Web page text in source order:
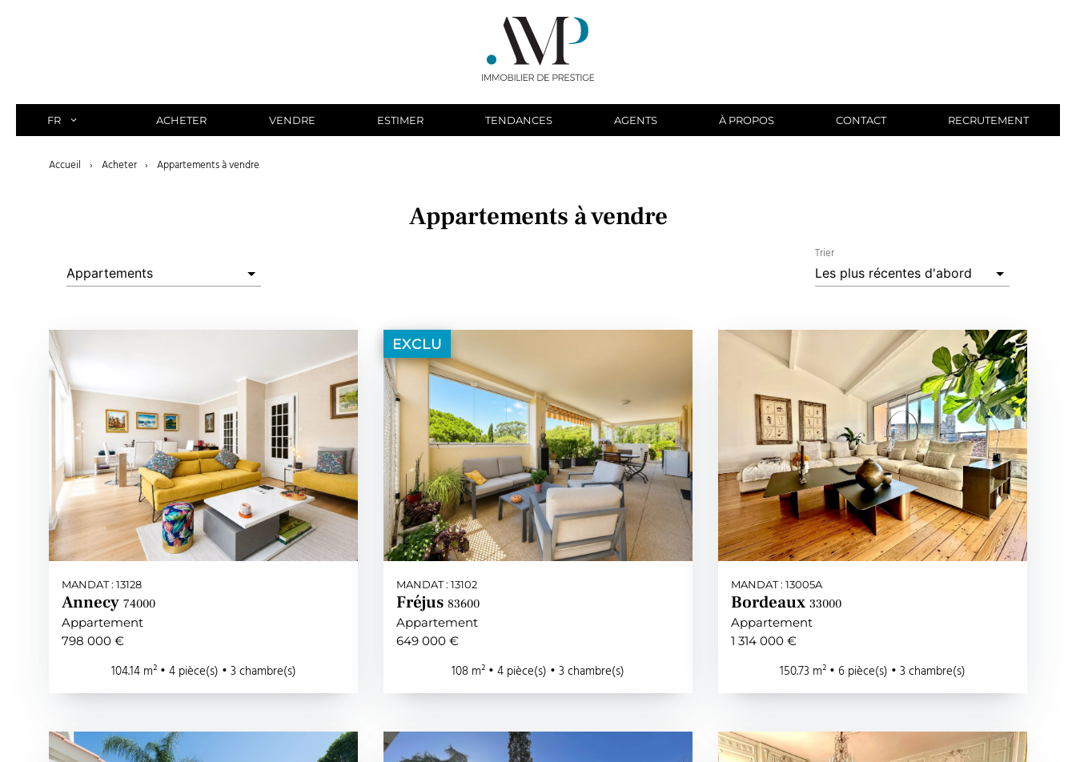
FR ACHETER VENDRE ESTIMER TENDANCES AGENTS À PROPOS CONTACT RECRUTEMENT
Accueil › Acheter › Appartements à vendre
Appartements à vendre
Trier
MANDAT : 13128
Annecy74000
Appartement
798 000 €
104.14 m² • 4 pièce(s) • 3 chambre(s)
EXCLU
MANDAT : 13102
Fréjus83600
Appartement
649 000 €
108 m² • 4 pièce(s) • 3 chambre(s)
MANDAT : 13005A
Bordeaux 33000
Appartement
1 314 000 €
150.73 m² • 6 pièce(s) • 3 chambre(s)